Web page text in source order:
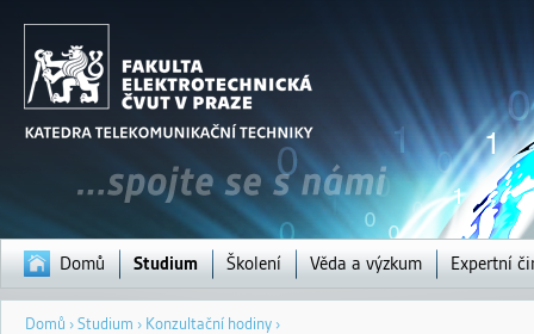
Domů Studium Školení Věda a výzkum Expertní
Jste
Domů › Studium › Konzultační hodiny ›